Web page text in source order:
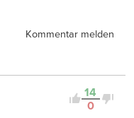
Kommentar melden
14
0